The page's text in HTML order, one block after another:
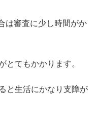
は審査に少し時間がか
とてもかかります。
と生活にかなり支障が